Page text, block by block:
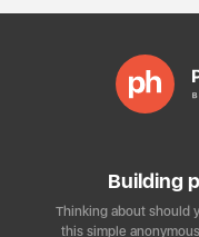
Building
Thinking about should
this simple